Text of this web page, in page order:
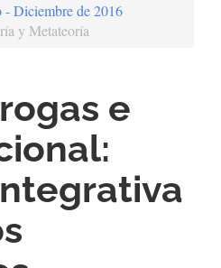
Diciembre de 2016
y Metateoría
e